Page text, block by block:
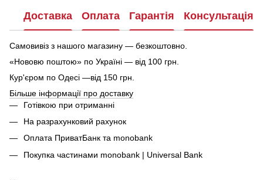
Доставка Оплата Гарантія Консультація
Самовивіз з нашого магазину — безкоштовно.
«Нововю поштою» по Україні — від 100 грн.
Кур'єром по Одесі —від 150 грн.
Більше інформації про доставку
Готівкою при отриманні
На разрахунковий рахунок
Оплата ПриватБанк та monobank
Покупка частинами monobank | Universal Bank